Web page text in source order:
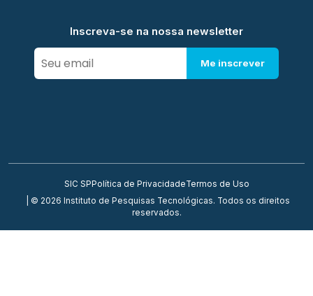
Inscreva-se na nossa newsletter
Me inscrever
SIC SP Política de PrivacidadeTermos de Uso
| © 2026 Instituto de Pesquisas Tecnológicas. Todos os direitos
reservados.